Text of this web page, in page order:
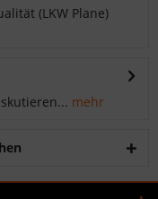
(LKW Plane)
mehr